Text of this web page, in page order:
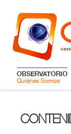
OBSERVATORIO
Quiénes Somos